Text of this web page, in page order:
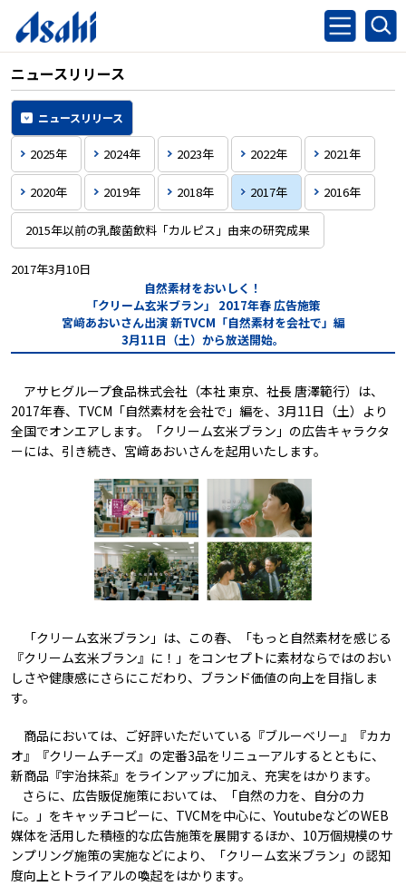
ニュースリリース
ニュースリリース
2025年 2024年 2023年 2022年 2021年
2020年 2019年 2018年 2017年 2016年
2015年以前の乳酸菌飲料「カルピス」由来の研究成果
2017年3月10日
自然素材をおいしく！
「クリーム玄米ブラン」 2017年春 広告施策
宮﨑あおいさん出演 新TVCM「自然素材を会社で」編
3月11日（土）から放送開始。
アサヒグループ食品株式会社（本社 東京、社長 唐澤範行）は、
2017年春、TVCM「自然素材を会社で」編を、3月11日（土）より
全国でオンエアします。「クリーム玄米ブラン」の広告キャラクタ
ーには、引き続き、宮﨑あおいさんを起用いたします。
「クリーム玄米ブラン」は、この春、「もっと自然素材を感じる
『クリーム玄米ブラン』に！」をコンセプトに素材ならではのおい
しさや健康感にさらにこだわり、ブランド価値の向上を目指しま
す。
商品においては、ご好評いただいている『ブルーベリー』『カカ
オ』『クリームチーズ』の定番3品をリニューアルするとともに、
新商品『宇治抹茶』をラインアップに加え、充実をはかります。
さらに、広告販促施策においては、「自然の力を、自分の力
に。」をキャッチコピーに、TVCMを中心に、YoutubeなどのWEB
媒体を活用した積極的な広告施策を展開するほか、10万個規模のサ
ンプリング施策の実施などにより、「クリーム玄米ブラン」の認知
度向上とトライアルの喚起をはかります。